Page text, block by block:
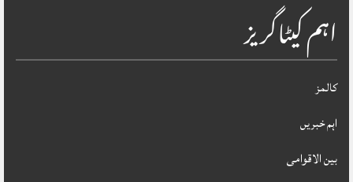
اہم کیٹاگریز
کالمز
اہم خبریں
بین الاقوامی